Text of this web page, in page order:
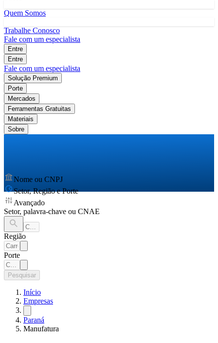
Quem Somos
Trabalhe Conosco
Fale com um especialista
Entre
Entre
Fale com um especialista
Solução Premium
Porte
Mercados
Ferramentas Gratuitas
Materiais
Sobre
Nome ou CNPJ
Setor, Região e Porte
Avançado
Setor, palavra-chave ou CNAE
Região
Porte
Pesquisar
Início
Empresas
Paraná
Manufatura